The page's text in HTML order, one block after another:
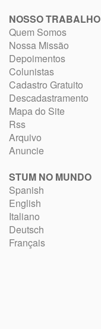
NOSSO TRABALHO
Quem Somos
Nossa Missão
Depoimentos
Colunistas
Cadastro Gratuito
Descadastramento
Mapa do Site
Rss
Arquivo
Anuncie
STUM NO MUNDO
Spanish
English
Italiano
Deutsch
Français